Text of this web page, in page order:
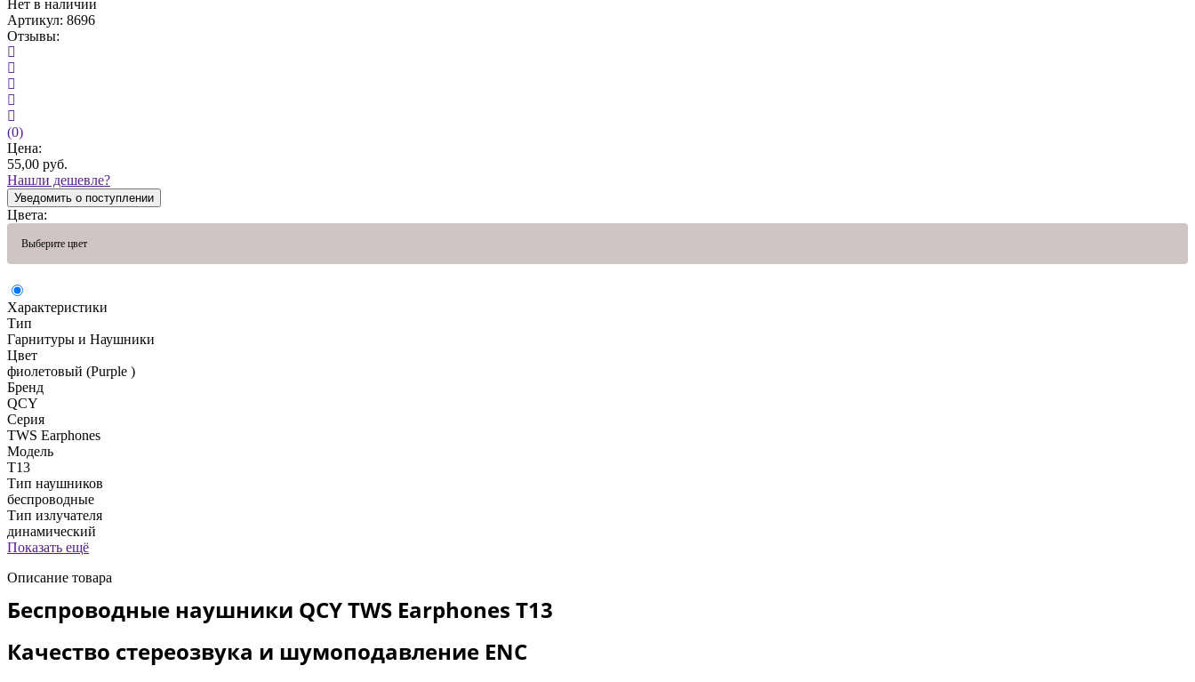
Нет в наличии
Артикул: 8696
Отзывы:
(0)
Цена:
55,00 руб.
Нашли дешевле?
Уведомить о поступлении
Цвета:
Выберите цвет
Характеристики
Тип
Гарнитуры и Наушники
Цвет
фиолетовый (Purple )
Бренд
QCY
Серия
TWS Earphones
Модель
T13
Тип наушников
беспроводные
Тип излучателя
динамический
Показать ещё
Описание товара
Беспроводные наушники QCY TWS Earphones T13
Качество стереозвука и шумоподавление ENC